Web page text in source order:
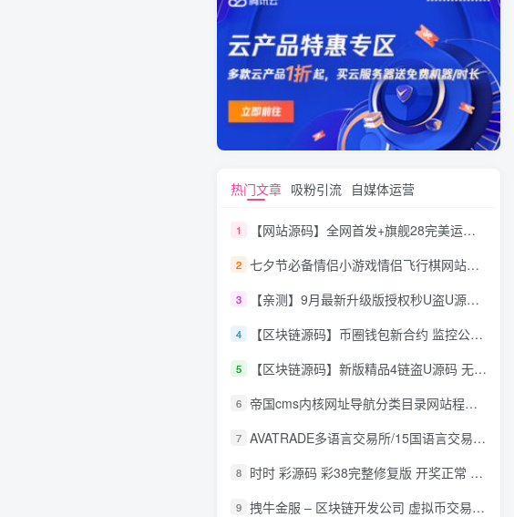
热门文章 吸粉引流 自媒体运营
1 【网站源码】全网首发+旗舰28完美运营Java版高仿28圈+彩种丰富+机器人+眯牌
2 七夕节必备情侣小游戏情侣飞行棋网站源码
3 【亲测】9月最新升级版授权秒U盗U源码/四链盗U源码/自带提币接口
4 【区块链源码】币圈钱包新合约 监控公链转账地址 尾数模拟转账数据生成 0 U攻击带安装说明
5 【区块链源码】新版精品4链盗U源码 无限开代理模式 后台 代理数据可看 包含搭建教程
6 帝国cms内核网址导航分类目录网站程序源码
7 AVATRADE多语言交易所/15国语言交易所/合约交易/期权交易/币币交易/申购/矿机/风控/前端wap/pc纯源码/带搭建教程
8 时时 彩源码 彩38完整修复版 开奖正常 带手机wap
9 拽牛金服 – 区块链开发公司 虚拟币交易系统 虚拟币交易平台开发 虚拟币ico众